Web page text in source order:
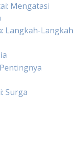
Mengatasi
Langkah-Langkah
Surga